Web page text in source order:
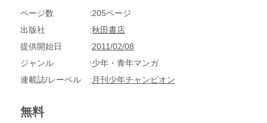
ページ数
205ページ
出版社
秋田書店
提供開始日
2011/02/08
ジャンル
少年・青年マンガ
連載誌/レーベル
月刊少年チャンピオン
無料